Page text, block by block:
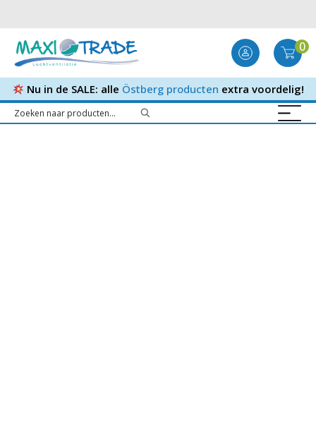
0
Nu in de SALE: alle Östberg producten extra voordelig!